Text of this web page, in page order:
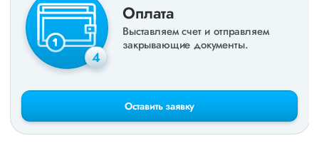
4
Оплата
Выставляем счет и отправляем
закрывающие документы.
Оставить заявку